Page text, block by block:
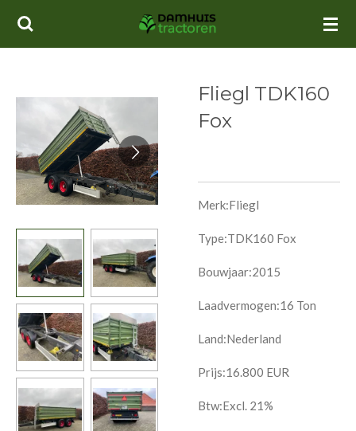
Ga
Fliegl TDK160
Fox
Merk:Fliegl
Type:TDK160 Fox
Bouwjaar:2015
Laadvermogen:16 Ton
Land:Nederland
Prijs:16.800 EUR
Btw:Excl. 21%